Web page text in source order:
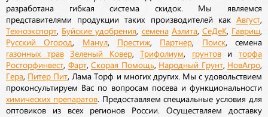
разработана гибкая система скидок. Мы являемся
представителями продукции таких производителей как Август
Техноэкспорт Буйские удобрения семена Аэлита, СеДеК Гавриш
Русский Огород Манул, Престиж Партнер Поиск, семена
газонных трав Зеленый Ковер,Трифолиум грунтовиторфа
Росторфинвест Фарт, Скорая Помощь Народный Грунт, НовАгро
Гера Питер Пит , Лама Торф и многих других. Мы с удовольствием
проконсультируем Вас по вопросам посева и функциональности
химических препаратов. Предоставляем специальные условия для
оптовиков из всех регионов России. Осуществляем доставку